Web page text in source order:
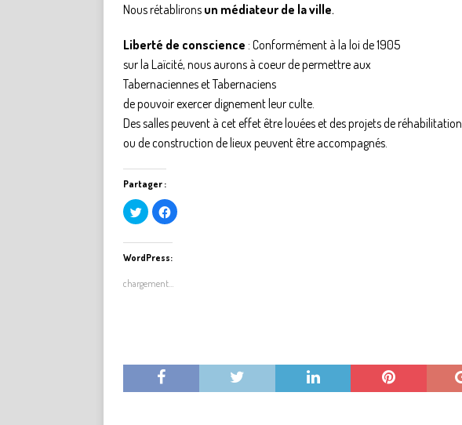
Nous rétablirons un médiateur de la ville.
Liberté de conscience : Conformément à la loi de 1905
sur la Laïcité, nous aurons à coeur de permettre aux
Tabernaciennes et Tabernaciens
de pouvoir exercer dignement leur culte.
Des salles peuvent à cet effet être louées et des projets de réhabilitation
ou de construction de lieux peuvent être accompagnés.
Partager :
C
l
u
e
z
o
u
e
C
l
u
e
z
o
e
WordPress:
chargement…